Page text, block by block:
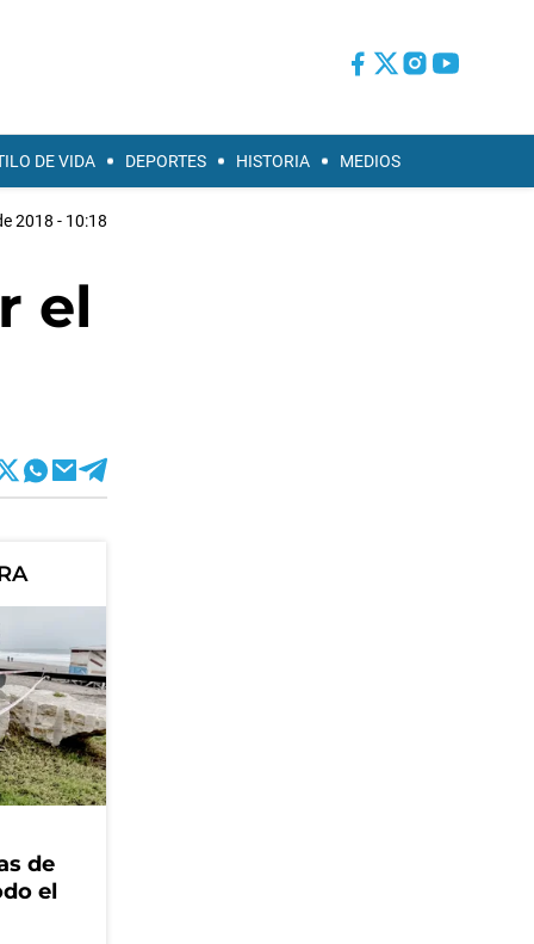
DE VIDA DEPORTES HISTORIA MEDIOS
2018 - 10:18
el
de
el